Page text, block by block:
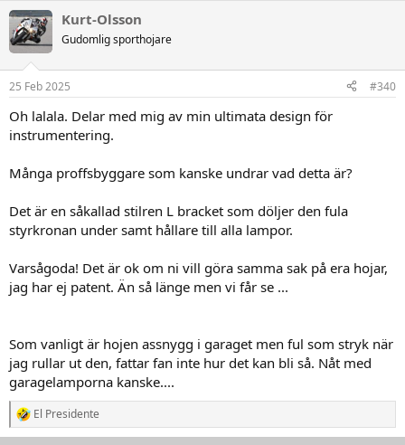
k
t
i
e
:
Kurt-Olsson
Gudomlig sporthojare
25 Feb 2025 #340
Oh lalala. Delar med mig av min ultimata design för
instrumentering.
Många proffsbyggare som kanske undrar vad detta är?
Det är en såkallad stilren L bracket som döljer den fula
styrkronan under samt hållare till alla lampor.
Varsågoda! Det är ok om ni vill göra samma sak på era hojar,
jag har ej patent. Än så länge men vi får se ...
Som vanligt är hojen assnygg i garaget men ful som stryk när
jag rullar ut den, fattar fan inte hur det kan bli så. Nåt med
garagelamporna kanske....
R
e
El Presidente